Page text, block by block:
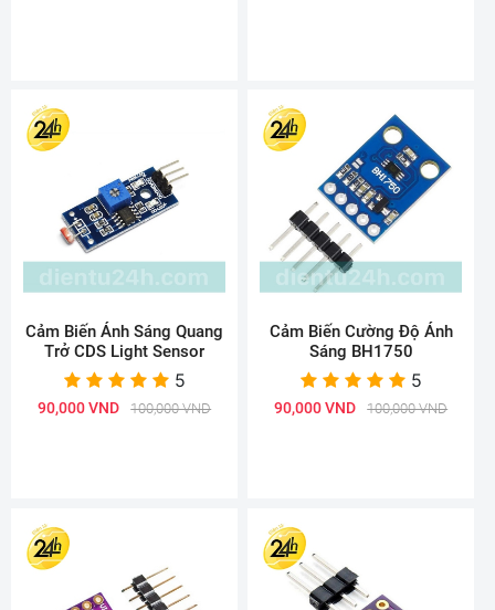
Cảm Biến Ánh Sáng Quang
Trở CDS Light Sensor
5
90,000 VND 100,000 VND
Cảm Biến Cường Độ Ánh
Sáng BH1750
5
90,000 VND 100,000 VND